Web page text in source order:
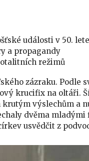
události v 50.
a propagandy
režimů
zázraku. Podle
krucifix na oltáři.
výslechům a
dvěma
usvědčit z